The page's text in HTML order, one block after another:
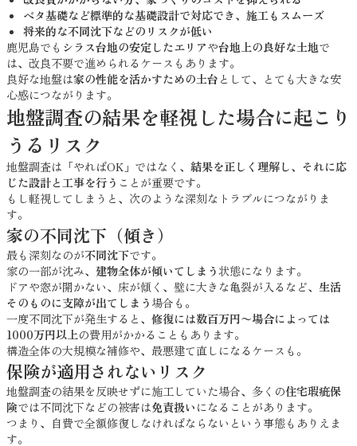
ベタ基礎など標準的な基礎設計で対応でき、施工もスムーズ
将来的な不同沈下などのリスクが低い
鹿児島でも シラス台地の安定したエリアや台地上の良好な土地で
は、改良不要で進められるケースもあります。
良好な地盤は家の性能を活かすための土台 として、とても大きな安
心感につながります。
地盤調査の結果を軽視した場合に起こり
うるリスク
地盤調査は「やればOK」ではなく、 結果を正しく理解し、それに応
じた設計と工事を行う ことが重要です。
もし軽視してしまうと、次のような深刻なトラブルにつながりま
す。
家の不同沈下（傾き）
最も深刻なのが不同沈下です。
家の一部が沈み、 建物全体が傾いてしまう状態になります。
ドアや窓が開かない、床が傾く、壁に大きな亀裂が入るなど、 生活
そのものに支障が出てしまう 場合も。
一度不同沈下が発生すると、 修復には数百万円〜場合によっては
1000万円以上の費用がかかることもあります。
構造全体の大規模な補修や、最悪建て直しになるケースも。
保険が適用されないリスク
地盤調査の結果を反映せずに施工していた場合、多くの住宅瑕疵保
険では不同沈下などの被害は免責扱い になることがあります。
つまり、自費で全額修復しなければならないという事態もありえま
す。